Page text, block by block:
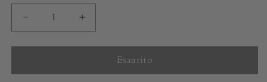
Diminuisci
quantità
per
Donna
Aumenta
quantità
per
Donna
Esaurito